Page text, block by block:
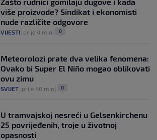
više proizvode? Sindikat i ekonomisti
nude različite odgovore
VIJESTI prije 4 min 0
Meteorolozi prate dva velika fenomena:
Ovako bi Super El Niño mogao oblikovati
ovu zimu
SVIJET prije 40 min 0
U tramvajskoj nesreći u Gelsenkirchenu
25 povrijeđenih, troje u životnoj
opasnosti